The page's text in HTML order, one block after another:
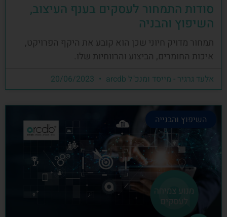
סודות התמחור לעסקים בענף העיצוב,
השיפוץ והבניה
תמחור מדויק חיוני שכן הוא קובע את היקף הפרויקט,
איכות החומרים, הביצוע והרווחיות שלו.
אלעד גרגיר - מייסד ומנכ"ל arcdb
השיפוץ והבנייה